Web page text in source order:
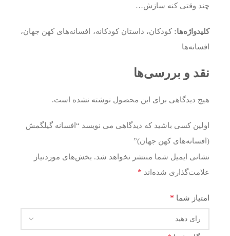
چند وقتی کنه سازش…
کلیدواژه‌ها: کودکان، داستان کودکانه، افسانه‌های کهن جهان،
افسانه‌ها
نقد و بررسی‌ها
هیچ دیدگاهی برای این محصول نوشته نشده است.
اولین کسی باشید که دیدگاهی می نویسد “افسانه گیلگمش
(افسانه‌های کهن جهان)”
نشانی ایمیل شما منتشر نخواهد شد. بخش‌های موردنیاز
علامت‌گذاری شده‌اند *
امتیاز شما *